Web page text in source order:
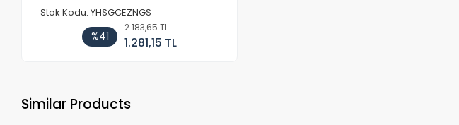
Stok Kodu: YHSGCEZNGS
%41
2.183,65 TL
1.281,15 TL
Similar Products